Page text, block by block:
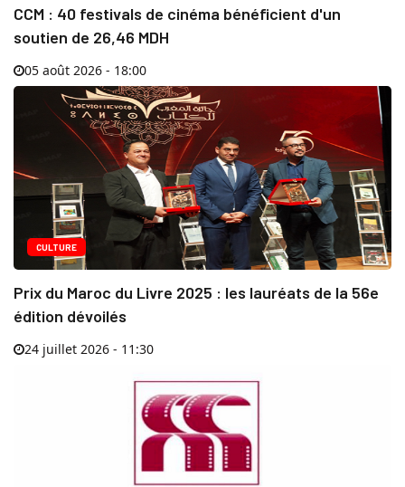
CCM : 40 festivals de cinéma bénéficient d'un
soutien de 26,46 MDH
05 août 2026 - 18:00
CULTURE
Prix du Maroc du Livre 2025 : les lauréats de la 56e
édition dévoilés
24 juillet 2026 - 11:30